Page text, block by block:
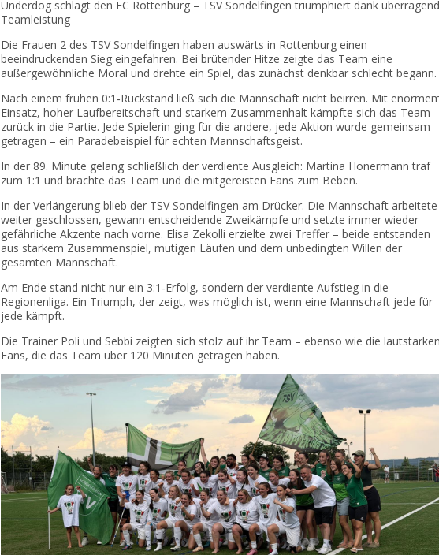
des
Sondelfingen!
Underdog schlägt den FC Rottenburg – TSV Sondelfingen triumphiert dank
Teamleistung
Die Frauen 2 des TSV Sondelfingen haben auswärts in Rottenburg einen
beeindruckenden Sieg eingefahren. Bei brütender Hitze zeigte das Team eine
außergewöhnliche Moral und drehte ein Spiel, das zunächst denkbar schlecht begann.
Nach einem frühen 0:1‑Rückstand ließ sich die Mannschaft nicht beirren. Mit
Einsatz, hoher Laufbereitschaft und starkem Zusammenhalt kämpfte sich das Team
zurück in die Partie. Jede Spielerin ging für die andere, jede Aktion wurde gemeinsam
getragen – ein Paradebeispiel für echten Mannschaftsgeist.
In der 89. Minute gelang schließlich der verdiente Ausgleich: Martina Honermann traf
zum 1:1 und brachte das Team und die mitgereisten Fans zum Beben.
In der Verlängerung blieb der TSV Sondelfingen am Drücker. Die Mannschaft arbeitete
weiter geschlossen, gewann entscheidende Zweikämpfe und setzte immer wieder
gefährliche Akzente nach vorne. Elisa Zekolli erzielte zwei Treffer – beide entstanden
aus starkem Zusammenspiel, mutigen Läufen und dem unbedingten Willen der
gesamten Mannschaft.
Am Ende stand nicht nur ein 3:1‑Erfolg, sondern der verdiente Aufstieg in die
Regionenliga. Ein Triumph, der zeigt, was möglich ist, wenn eine Mannschaft jede für
jede kämpft.
Die Trainer Poli und Sebbi zeigten sich stolz auf ihr Team – ebenso wie die
Fans, die das Team über 120 Minuten getragen haben.